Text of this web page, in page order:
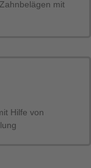
mit
Hilfe von